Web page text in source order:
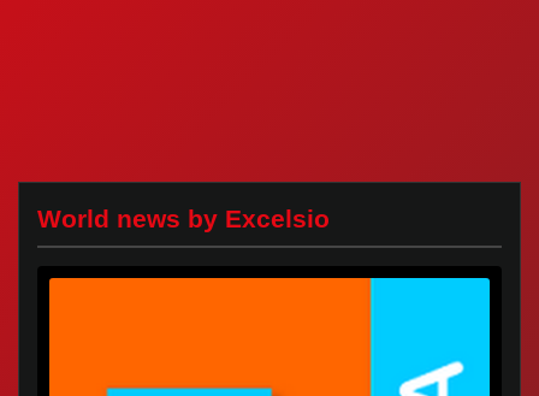
World news by Excelsio